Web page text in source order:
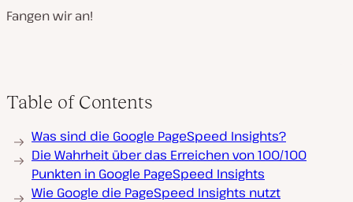
Fangen wir an!
Table of Contents
Was sind die Google PageSpeed Insights?
Die Wahrheit über das Erreichen von 100/100
Punkten in Google PageSpeed Insights
Wie Google die PageSpeed Insights nutzt